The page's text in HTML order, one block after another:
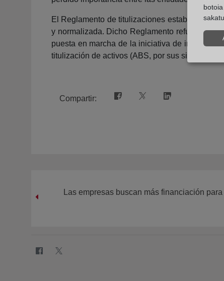
El Reglamento de titulizaciones establece las
y normalizada. Dicho Reglamento refuerza la
puesta en marcha de la iniciativa de
titulización de activos (ABS, por sus siglas en
Compartir:
Las empresas buscan más financiación